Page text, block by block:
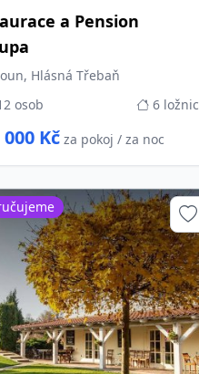
a Pension
Hlásná Třebaň
osob
6 ložnic
Kč za pokoj / za noc